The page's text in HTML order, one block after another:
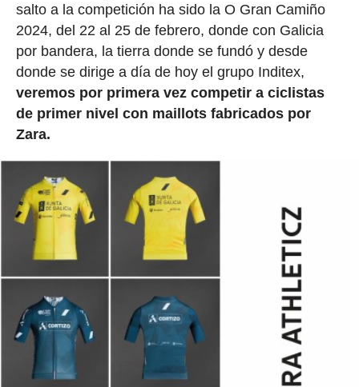
salto a la competición ha sido la O Gran Camiño
2024, del 22 al 25 de febrero, donde con Galicia
por bandera, la tierra donde se fundó y desde
donde se dirige a día de hoy el grupo Inditex,
veremos por primera vez competir a ciclistas
de primer nivel con maillots fabricados por
Zara.